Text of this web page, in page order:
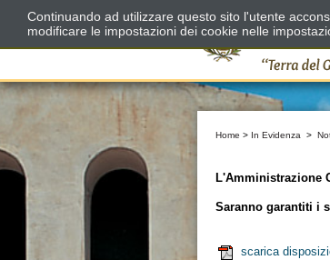
Home > In Evidenza >
L'Amministrazione
Saranno garantiti i
scarica
Continuando ad utilizzare questo sito l'utente
modificare le impostazioni dei cookie nelle